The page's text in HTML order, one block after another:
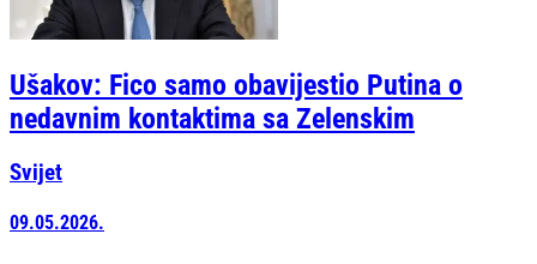
Ušakov: Fico samo obavijestio Putina o
nedavnim kontaktima sa Zelenskim
Svijet
09.05.2026.